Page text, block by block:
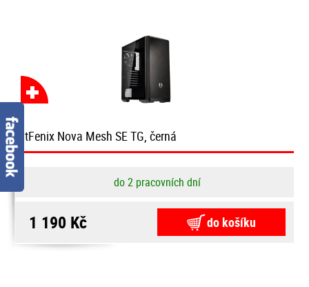
BitFenix Nova Mesh SE TG, černá
do 2 pracovních dní
1 190 Kč do košíku